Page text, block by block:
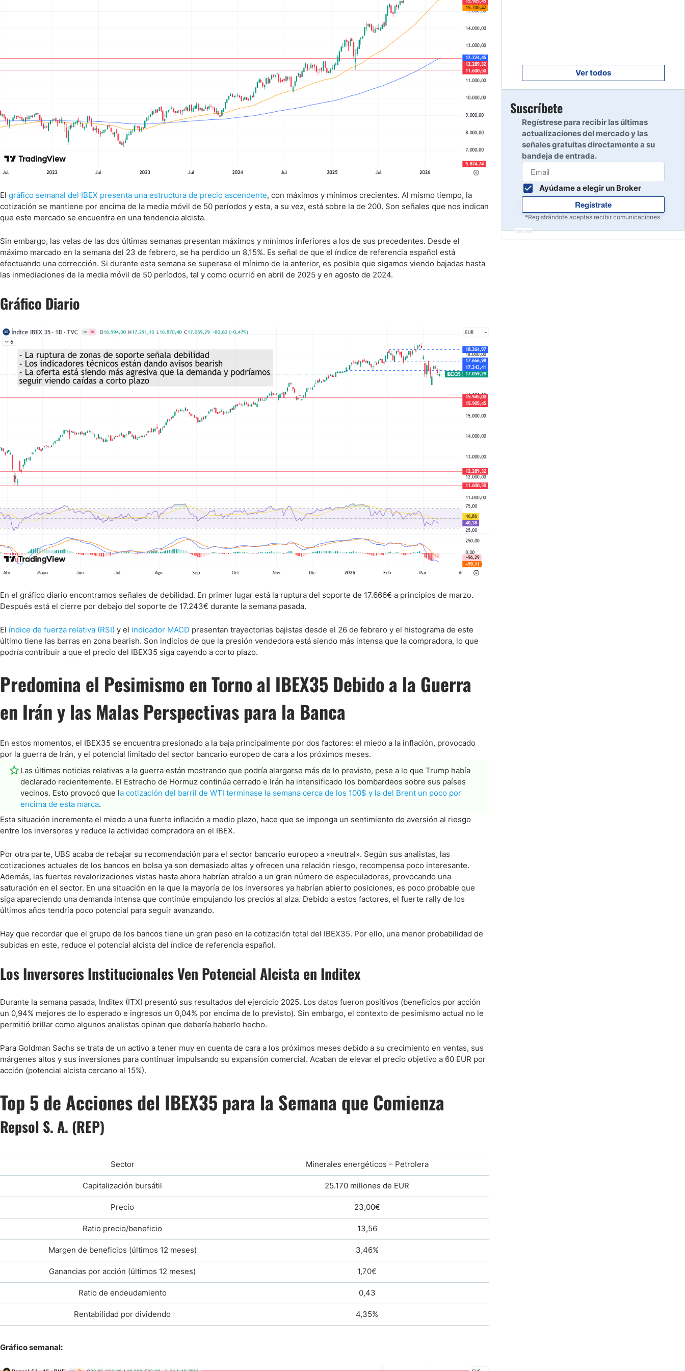
El gráfico semanal del IBEX presenta una estructura de precio ascendente, con máximos y mínimos crecientes. Al mismo tiempo, la
cotización se mantiene por encima de la media móvil de 50 períodos y esta, a su vez, está sobre la de 200. Son señales que nos indican
que este mercado se encuentra en una tendencia alcista.
Sin embargo, las velas de las dos últimas semanas presentan máximos y mínimos inferiores a los de sus precedentes. Desde el
máximo marcado en la semana del 23 de febrero, se ha perdido un 8,15%. Es señal de que el índice de referencia español está
efectuando una corrección. Si durante esta semana se superase el mínimo de la anterior, es posible que sigamos viendo bajadas hasta
las inmediaciones de la media móvil de 50 períodos, tal y como ocurrió en abril de 2025 y en agosto de 2024.
Gráfico Diario
En el gráfico diario encontramos señales de debilidad. En primer lugar está la ruptura del soporte de 17.666€ a principios de marzo.
Después está el cierre por debajo del soporte de 17.243€ durante la semana pasada.
El índice de fuerza relativa (RSI) y el indicador MACD presentan trayectorias bajistas desde el 26 de febrero y el histograma de este
último tiene las barras en zona bearish. Son indicios de que la presión vendedora está siendo más intensa que la compradora, lo que
podría contribuir a que el precio del IBEX35 siga cayendo a corto plazo.
Predomina el Pesimismo en Torno al IBEX35 Debido a la Guerra
en Irán y las Malas Perspectivas para la Banca
En estos momentos, el IBEX35 se encuentra presionado a la baja principalmente por dos factores: el miedo a la inflación, provocado
por la guerra de Irán, y el potencial limitado del sector bancario europeo de cara a los próximos meses.
Las últimas noticias relativas a la guerra están mostrando que podría alargarse más de lo previsto, pese a lo que Trump había
declarado recientemente. El Estrecho de Hormuz continúa cerrado e Irán ha intensificado los bombardeos sobre sus países
vecinos. Esto provocó que la cotización del barril de WTI terminase la semana cerca de los 100$ y la del Brent un poco por
encima de esta marca.
Esta situación incrementa el miedo a una fuerte inflación a medio plazo, hace que se imponga un sentimiento de aversión al riesgo
entre los inversores y reduce la actividad compradora en el IBEX.
Por otra parte, UBS acaba de rebajar su recomendación para el sector bancario europeo a «neutral». Según sus analistas, las
cotizaciones actuales de los bancos en bolsa ya son demasiado altas y ofrecen una relación riesgo, recompensa poco interesante.
Además, las fuertes revalorizaciones vistas hasta ahora habrían atraído a un gran número de especuladores, provocando una
saturación en el sector. En una situación en la que la mayoría de los inversores ya habrían abierto posiciones, es poco probable que
siga apareciendo una demanda intensa que continúe empujando los precios al alza. Debido a estos factores, el fuerte rally de los
últimos años tendría poco potencial para seguir avanzando.
Hay que recordar que el grupo de los bancos tiene un gran peso en la cotización total del IBEX35. Por ello, una menor probabilidad de
subidas en este, reduce el potencial alcista del índice de referencia español.
Los Inversores Institucionales Ven Potencial Alcista en Inditex
Durante la semana pasada, Inditex (ITX) presentó sus resultados del ejercicio 2025. Los datos fueron positivos (beneficios por acción
un 0,94% mejores de lo esperado e ingresos un 0,04% por encima de lo previsto). Sin embargo, el contexto de pesimismo actual no le
permitió brillar como algunos analistas opinan que debería haberlo hecho.
Para Goldman Sachs se trata de un activo a tener muy en cuenta de cara a los próximos meses debido a su crecimiento en ventas, sus
márgenes altos y sus inversiones para continuar impulsando su expansión comercial. Acaban de elevar el precio objetivo a 60 EUR por
acción (potencial alcista cercano al 15%).
Top 5 de Acciones del IBEX35 para la Semana que Comienza
Repsol S. A. (REP)
Sector Minerales energéticos – Petrolera
Capitalización bursátil 25.170 millones de EUR
Precio 23,00€
Ratio precio/beneficio 13,56
Margen de beneficios (últimos 12 meses) 3,46%
Ganancias por acción (últimos 12 meses) 1,70€
Ratio de endeudamiento 0,43
Rentabilidad por dividendo 4,35%
Gráfico semanal:
Leer reseña
10
Ver todos
Suscríbete
Regístrese para recibir las últimas
actualizaciones del mercado y las
señales gratuitas directamente a su
bandeja de entrada.
Ayúdame a elegir un Broker
Regístrate
*Registrándote aceptas recibir comunicaciones.
Publicidad